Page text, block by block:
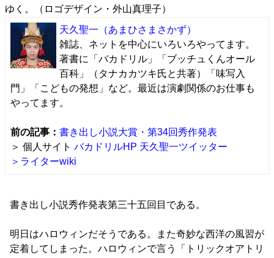
ゆく。（ロゴデザイン・外山真理子）
天久聖一 （あまひさまさかず）
雑誌、ネットを中心にいろいろやってます。
著書に「バカドリル」「ブッチュくんオール
百科」（タナカカツキ氏と共著）「味写入
門」「こどもの発想」など。最近は演劇関係のお仕事も
やってます。
前の記事： 書き出し小説大賞・第34回秀作発表
＞ 個人サイト バカドリルHP 天久聖一ツイッター
＞ライターwiki
書き出し小説秀作発表第三十五回目である。
明日はハロウィンだそうである。また奇妙な西洋の風習が
定着してしまった。ハロウィンで言う「トリックオアトリ